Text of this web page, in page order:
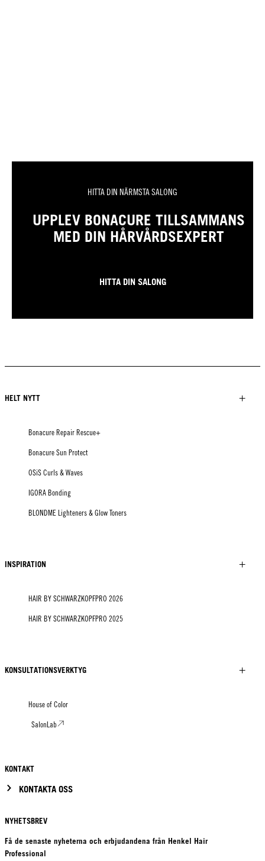
HITTA DIN NÄRMSTA SALONG
UPPLEV BONACURE TILLSAMMANS
MED DIN HÅRVÅRDSEXPERT
HITTA DIN SALONG
HELT NYTT
Bonacure Repair Rescue+
Bonacure Sun Protect
OSiS Curls & Waves
IGORA Bonding
BLONDME Lighteners & Glow Toners
INSPIRATION
HAIR BY SCHWARZKOPFPRO 2026
HAIR BY SCHWARZKOPFPRO 2025
KONSULTATIONSVERKTYG
House of Color
SalonLab
KONTAKT
KONTAKTA OSS
NYHETSBREV
Få de senaste nyheterna och erbjudandena från Henkel Hair
Professional